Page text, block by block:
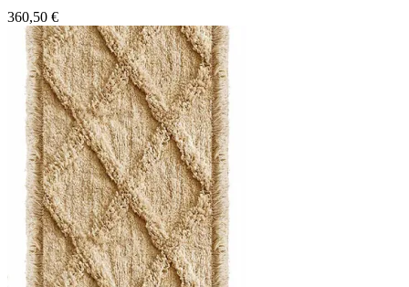
360,50 €